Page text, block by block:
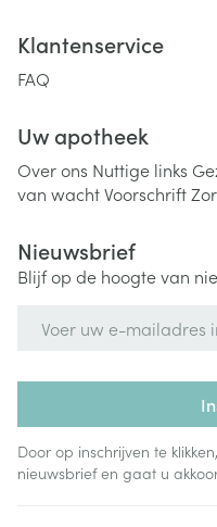
Klantenservice
FAQ
Uw apotheek
Over ons Nuttige links
van wachtVoorschrift
Nieuwsbrief
Blijf op de hoogte van
Door op inschrijven te
nieuwsbrief en gaat u